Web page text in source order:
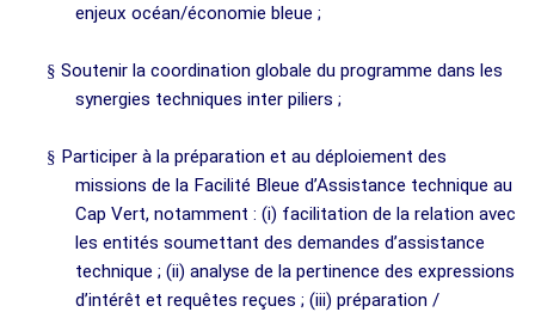
enjeux océan/économie bleue ;
§ Soutenir la coordination globale du programme dans les
synergies techniques inter piliers ;
§ Participer à la préparation et au déploiement des
missions de la Facilité Bleue d’Assistance technique au
Cap Vert, notamment : (i) facilitation de la relation avec
les entités soumettant des demandes d’assistance
technique ; (ii) analyse de la pertinence des expressions
d’intérêt et requêtes reçues ; (iii) préparation /